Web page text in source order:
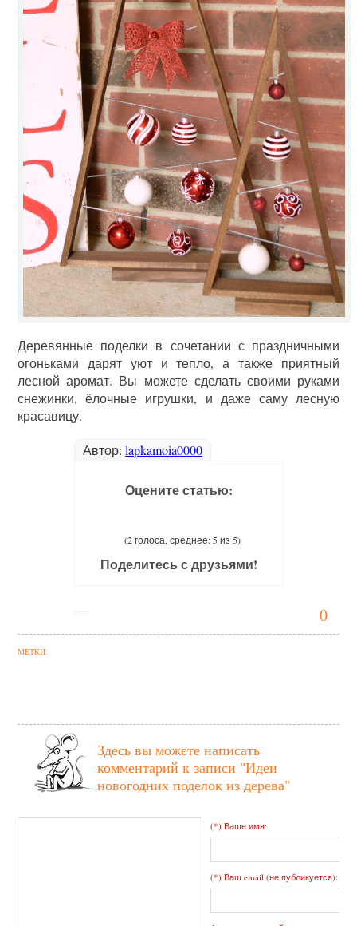
0
Деревянные поделки в сочетании с праздничными
огоньками дарят уют и тепло, а также приятный
лесной аромат. Вы можете сделать своими руками
снежинки, ёлочные игрушки, и даже саму лесную
красавицу.
Автор: lapkamoia0000
Оцените статью:
(2 голоса, среднее: 5 из 5)
Поделитесь с друзьями!
МЕТКИ:
Здесь вы можете написать
комментарий к записи "Идеи
новогодних поделок из дерева"
(*) Ваше имя:
(*) Ваш email (не публикуется):